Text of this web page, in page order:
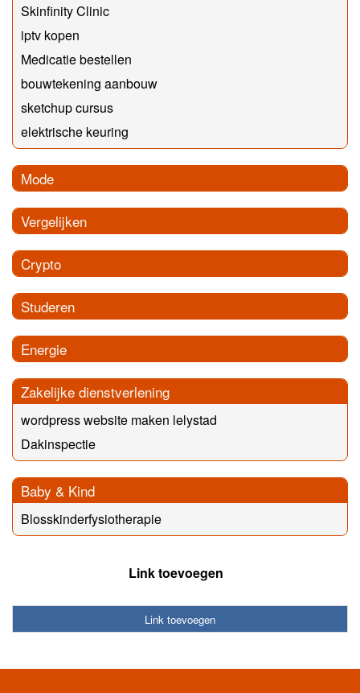
Skinfinity Clinic
iptv kopen
Medicatie bestellen
bouwtekening aanbouw
sketchup cursus
elektrische keuring
Mode
Vergelijken
Crypto
Studeren
Energie
Zakelijke dienstverlening
wordpress website maken lelystad
Dakinspectie
Baby & Kind
Blosskinderfysiotherapie
Link toevoegen
Link toevoegen